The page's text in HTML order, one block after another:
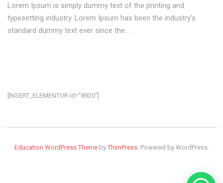
Lorem Ipsum is simply dummy text of the printing and
typesetting industry. Lorem Ipsum has been the industry's
standard dummy text ever since the...
[INSERT_ELEMENTOR id=”8920″]
Education WordPress Themeby ThimPress. Powered by WordPress.